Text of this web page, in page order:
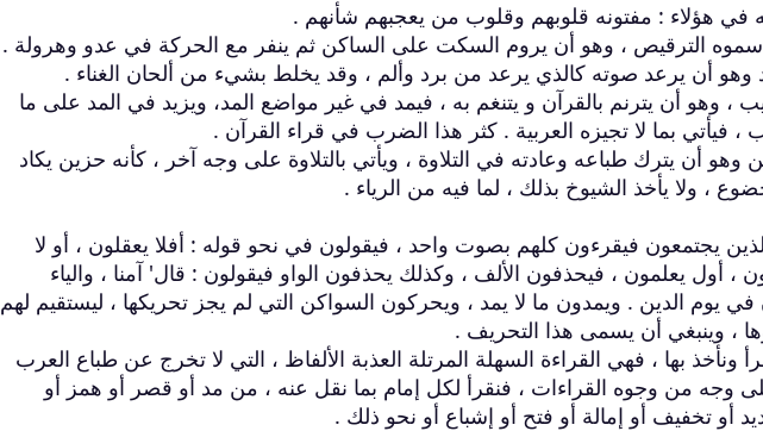
في هؤلاء : مفتونه قلوبهم وقلوب من يعجبهم شأنهم .
سموه الترقيص ، وهو أن يروم السكت على الساكن ثم ينفر مع الحركة في عدو وهرولة .
وهو أن يرعد صوته كالذي يرعد من برد وألم ، وقد يخلط بشيء من ألحان الغناء .
، وهو أن يترنم بالقرآن و يتنغم به ، فيمد في غير مواضع المد، ويزيد في المد على ما
، فيأتي بما لا تجيزه العربية . كثر هذا الضرب في قراء القرآن .
أن يترك طباعه وعادته في التلاوة ، ويأتي بالتلاوة على وجه آخر ، كأنه حزين يكاد
، ولا يأخذ الشيوخ بذلك ، لما فيه من الرياء .
يجتمعون فيقرءون كلهم بصوت واحد ، فيقولون في نحو قوله : أفلا يعقلون ، أو لا
، أول يعلمون ، فيحذفون الألف ، وكذلك يحذفون الواو فيقولون : قال' آمنا ، والياء
في يوم الدين . ويمدون ما لا يمد ، ويحركون السواكن التي لم يجز تحريكها ، ليستقيم لهم
، وينبغي أن يسمى هذا التحريف .
ونأخذ بها ، فهي القراءة السهلة المرتلة العذبة الألفاظ ، التي لا تخرج عن طباع العرب
وجه من وجوه القراءات ، فنقرأ لكل إمام بما نقل عنه ، من مد أو قصر أو همز أو
أو تخفيف أو إمالة أو فتح أو إشباع أو نحو ذلك .